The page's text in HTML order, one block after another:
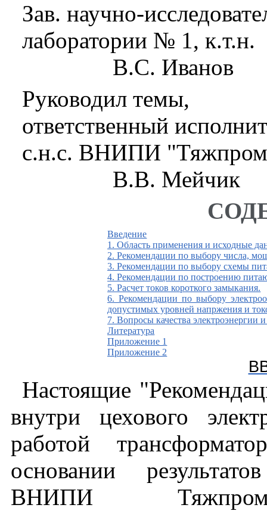
Зав. научно-
лаборатории № 1, к.т.н.
В.С. Иванов
Руководил темы,
ответственный
с.н.с. ВНИПИ
В.В. Мейчик
Введение
1. Область применения и исходные
2. Рекомендации по выбору числа,
3. Рекомендации по выбору схемы
4. Рекомендации по построению
5. Расчет токов короткого замыкания.
6. Рекомендации по выбору
допустимых уровней напржения и
7. Вопросы качества
Литература
Приложение 1
Приложение 2
Настоящие
внутри цехового
работой
основании
ВНИПИ